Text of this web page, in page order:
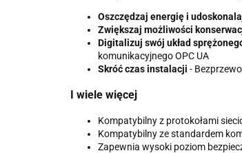
Oszczędzaj energię i
Zwiększaj możliwości
Digitalizuj swój układ
komunikacyjnego OPC UA
Skróć czas instalacji -
I wiele więcej
Kompatybilny z protokołami
Kompatybilny ze standardem
Zapewnia wysoki poziom